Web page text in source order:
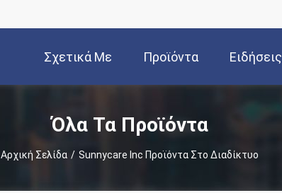
Σχετικά Με
Εμάς
Προϊόντα Ειδήσεις
Όλα Τα Προϊόντα
Αρχική Σελίδα / Sunnycare Inc Προϊόντα Στο Διαδίκτυο